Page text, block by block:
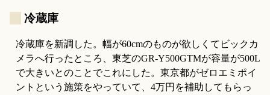
冷蔵庫
冷蔵庫を新調した。幅が60cmのものが欲しくてビックカ
メラへ行ったところ、東芝のGR-Y500GTMが容量が500L
で大きいとのことでこれにした。東京都がゼロエミポイ
ントという施策をやっていて、4万円を補助してもらっ